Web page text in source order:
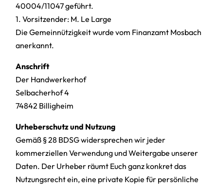
40004/11047 geführt.
1. Vorsitzender: M. Le Large
Die Gemeinnützigkeit wurde vom Finanzamt Mosbach
anerkannt.
Anschrift
Der Handwerkerhof
Selbacherhof 4
74842 Billigheim
Urheberschutz und Nutzung
Gemäß § 28 BDSG widersprechen wir jeder
kommerziellen Verwendung und Weitergabe unserer
Daten. Der Urheber räumt Euch ganz konkret das
Nutzungsrecht ein, eine private Kopie für persönliche